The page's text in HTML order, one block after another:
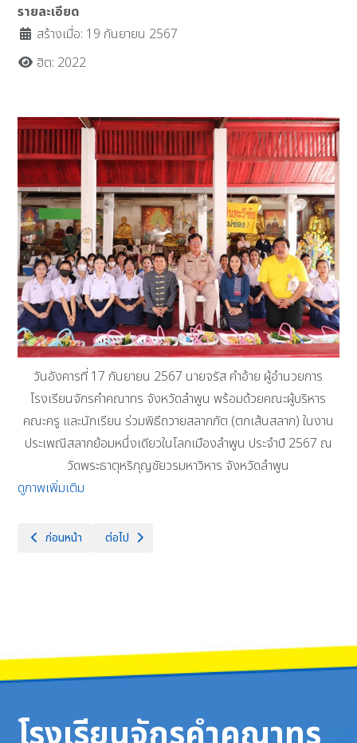
รายละเอียด
สร้างเมื่อ: 19 กันยายน 2567
ฮิต: 2022
วันอังคารที่ 17 กันยายน 2567 นายจรัส คำอ้าย ผู้อำนวยการ
โรงเรียนจักรคำคณาทร จังหวัดลำพูน พร้อมด้วยคณะผู้บริหาร
คณะครู และนักเรียน ร่วมพิธีถวายสลากภัต (ตกเส้นสลาก) ในงาน
ประเพณีสลากย้อมหนึ่งเดียวในโลกเมืองลำพูน ประจำปี 2567 ณ
วัดพระธาตุหริภุญชัยวรมหาวิหาร จังหวัดลำพูน
ดูภาพเพิ่มเติม
เนื้อหาก่อนหน้า: วันพฤหัสบดีที่ 19 กันยายน 2567 โรงเรียนจักรคำคณาทร
ก่อนหน้า เนื้อหาถัดไป: วันที่ 17 กันยายน 2567 เวลา 08.49 น. โร
ต่อไป